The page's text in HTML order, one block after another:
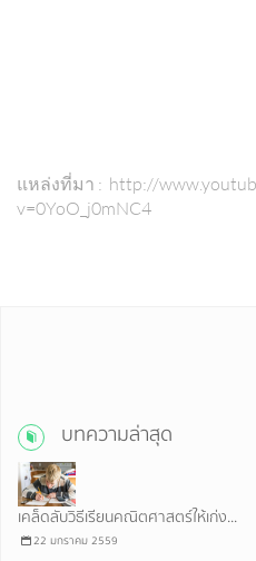
แหล่งที่มา : http://
v=0YoO_j0mNC4
บทความล่าสุด
เคล็ดลับวิธีเรียนคณิตศาสตร์ให้เก่ง...
22 มกราคม 2559